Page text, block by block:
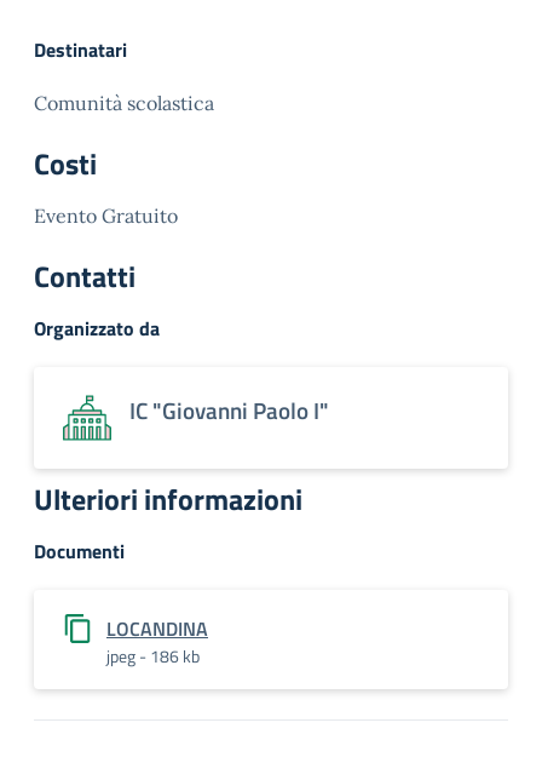
Destinatari
Comunità scolastica
Costi
Evento Gratuito
Contatti
Organizzato da
IC "Giovanni Paolo I"
Ulteriori informazioni
Documenti
LOCANDINA
jpeg - 186 kb